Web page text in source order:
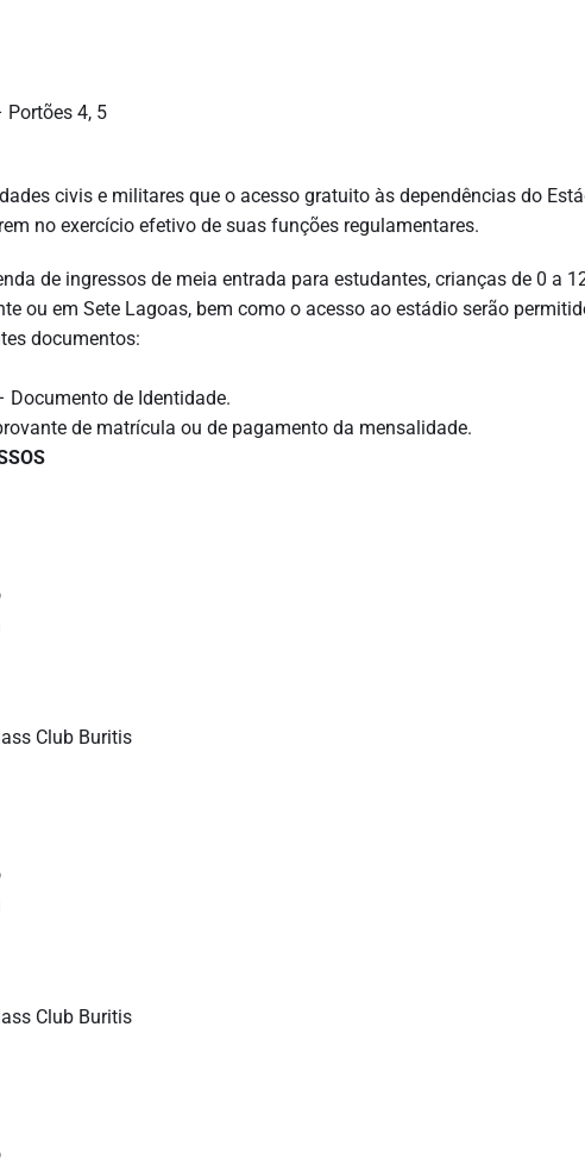
Portões 4, 5
civis e militares que o acesso gratuito às dependências do
no exercício efetivo de suas funções regulamentares.
de ingressos de meia entrada para estudantes, crianças de 0 a
ou em Sete Lagoas, bem como o acesso ao estádio serão
documentos:
Documento de Identidade.
de matrícula ou de pagamento da mensalidade.
Club Buritis
Club Buritis